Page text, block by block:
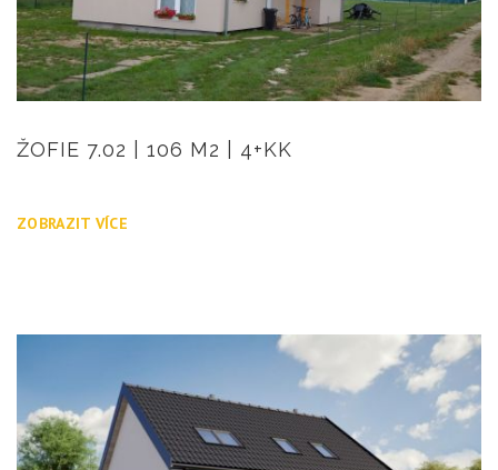
ŽOFIE 7.02 | 106 M2 | 4+KK
ZOBRAZIT VÍCE